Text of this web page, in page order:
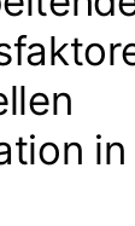
in